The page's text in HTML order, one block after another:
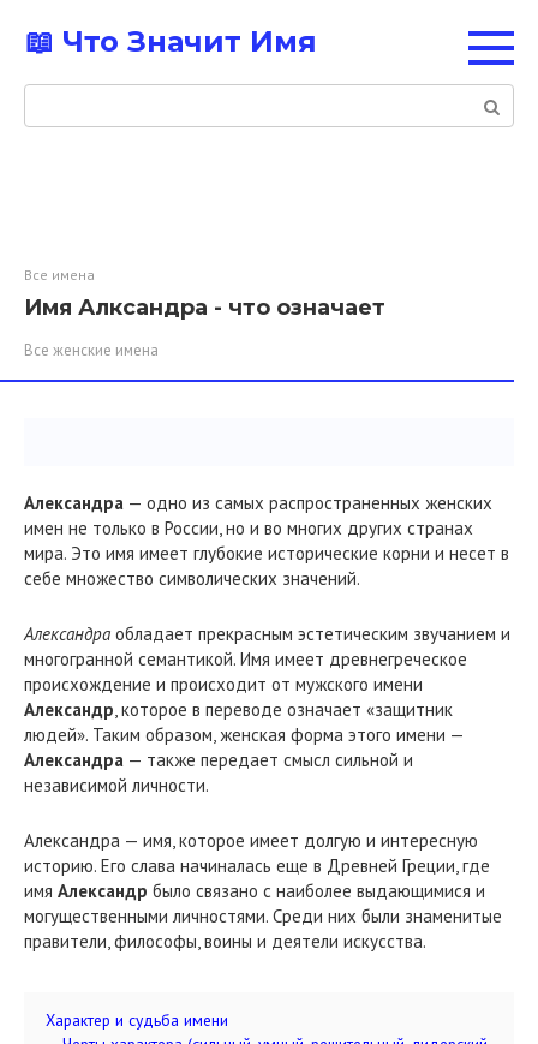
контенту
📖 Что Значит Имя
Поиск:
Все имена
Имя Алксандра - что означает
Все женские имена
Александра — одно из самых распространенных женских
имен не только в России, но и во многих других странах
мира. Это имя имеет глубокие исторические корни и несет в
себе множество символических значений.
Александра обладает прекрасным эстетическим звучанием и
многогранной семантикой. Имя имеет древнегреческое
происхождение и происходит от мужского имени
Александр, которое в переводе означает «защитник
людей». Таким образом, женская форма этого имени —
Александра — также передает смысл сильной и
независимой личности.
Александра — имя, которое имеет долгую и интересную
историю. Его слава начиналась еще в Древней Греции, где
имя Александр было связано с наиболее выдающимися и
могущественными личностями. Среди них были знаменитые
правители, философы, воины и деятели искусства.
Характер и судьба имени